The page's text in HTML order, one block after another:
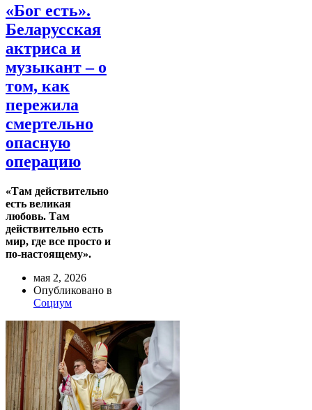
«Бог есть».
Беларусская
актриса и
музыкант – о
том, как
пережила
смертельно
опасную
операцию
«Там действительно
есть великая
любовь. Там
действительно есть
мир, где все просто и
по-настоящему».
мая 2, 2026
Опубликовано в
Социум